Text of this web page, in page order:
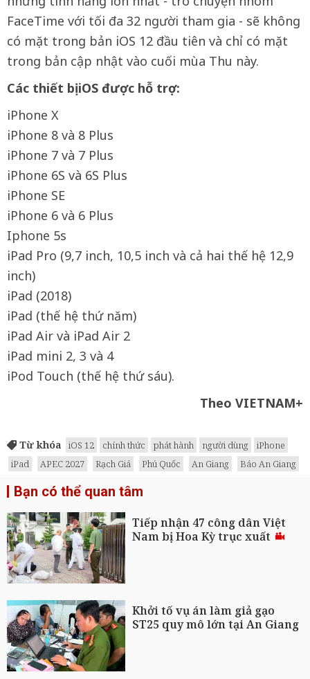
FaceTime với tối đa 32 người tham gia - sẽ không
có mặt trong bản iOS 12 đầu tiên và chỉ có mặt
trong bản cập nhật vào cuối mùa Thu này.
Các thiết bị iOS được hỗ trợ:
iPhone X
iPhone 8 và 8 Plus
iPhone 7 và 7 Plus
iPhone 6S và 6S Plus
iPhone SE
iPhone 6 và 6 Plus
Iphone 5s
iPad Pro (9,7 inch, 10,5 inch và cả hai thế hệ 12,9
inch)
iPad (2018)
iPad (thế hệ thứ năm)
iPad Air và iPad Air 2
iPad mini 2, 3 và 4
iPod Touch (thế hệ thứ sáu).
Theo VIETNAM+
Từ khóa iOS 12 chính thức phát hành người dùng
iPhone
iPad
APEC 2027 Rạch Giá Phú Quốc An Giang Báo An Giang
Bạn có thể quan tâm
Tiếp nhận 47 công dân Việt
Nam bị Hoa Kỳ trục xuất
Khởi tố vụ án làm giả gạo
ST25 quy mô lớn tại An Giang